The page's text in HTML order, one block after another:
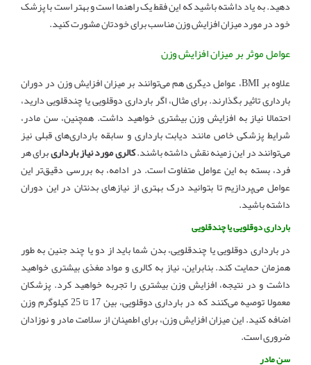
دهید. به یاد داشته باشید که این فقط یک راهنما است و بهتر است با پزشک
خود در مورد میزان افزایش وزن مناسب برای خودتان مشورت کنید.
عوامل موثر بر میزان افزایش وزن
علاوه بر BMI، عوامل دیگری هم می‌توانند بر میزان افزایش وزن در دوران
بارداری تاثیر بگذارند. برای مثال، اگر بارداری دوقلویی یا چندقلویی دارید،
احتمالا نیاز به افزایش وزن بیشتری خواهید داشت. همچنین، سن مادر،
شرایط پزشکی خاص مانند دیابت بارداری و سابقه بارداری‌های قبلی نیز
می‌توانند در این زمینه نقش داشته باشند.کالری مورد نیاز بارداریبرای هر
فرد، بسته به این عوامل متفاوت است. در ادامه، به بررسی دقیق‌تر این
عوامل می‌پردازیم تا بتوانید درک بهتری از نیازهای بدنتان در این دوران
داشته باشید.
بارداری دوقلویی یا چندقلویی
در بارداری دوقلویی یا چندقلویی، بدن شما باید از دو یا چند جنین به طور
همزمان حمایت کند. بنابراین، نیاز به کالری و مواد مغذی بیشتری خواهید
داشت و در نتیجه، افزایش وزن بیشتری را تجربه خواهید کرد. پزشکان
معمولا توصیه می‌کنند که در بارداری دوقلویی، بین 17 تا 25 کیلوگرم وزن
اضافه کنید. این میزان افزایش وزن، برای اطمینان از سلامت مادر و نوزادان
ضروری است.
سن مادر